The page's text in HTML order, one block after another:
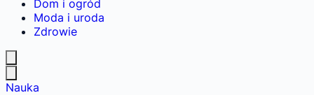
Dom i ogród
Moda i uroda
Zdrowie
Nauka